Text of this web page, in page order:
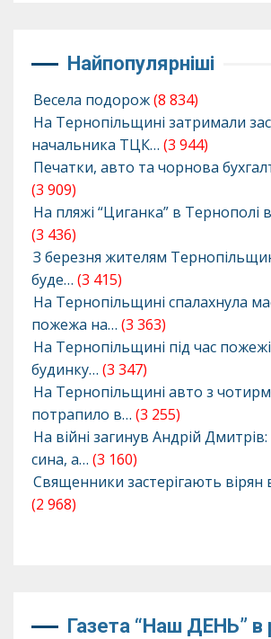
Найпопулярніші
Весела подорож(8 834)
На Тернопільщині затримали
начальника ТЦК… (3 944)
Печатки, авто та чорнова
(3 909)
На пляжі “Циганка” в Тернополі
(3 436)
З березня жителям
буде… (3 415)
На Тернопільщині спалахнула
пожежа на… (3 363)
На Тернопільщині під час
будинку… (3 347)
На Тернопільщині авто з
потрапило в… (3 255)
На війні загинув Андрій
сина, а… (3 160)
Священники застерігають вірян
(2 968)
Газета “Наш ДЕНЬ” в